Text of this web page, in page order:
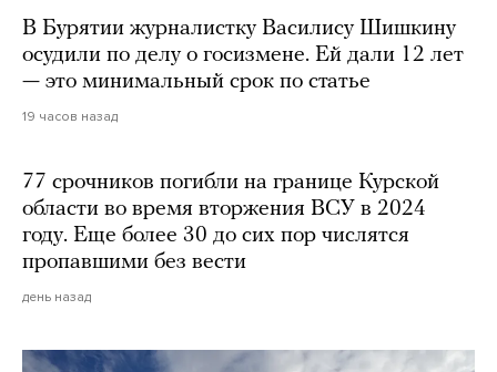
В Бурятии журналистку Василису Шишкину
осудили по делу о госизмене. Ей дали 12 лет
— это минимальный срок по статье
19 часов назад
77 срочников погибли на границе Курской
области во время вторжения ВСУ в 2024
году. Еще более 30 до сих пор числятся
пропавшими без вести
день назад